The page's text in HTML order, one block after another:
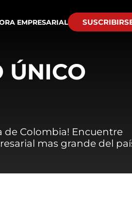
EMPRESARIAL
ÚNICO
de Colombia! Encuentre
mas grande del